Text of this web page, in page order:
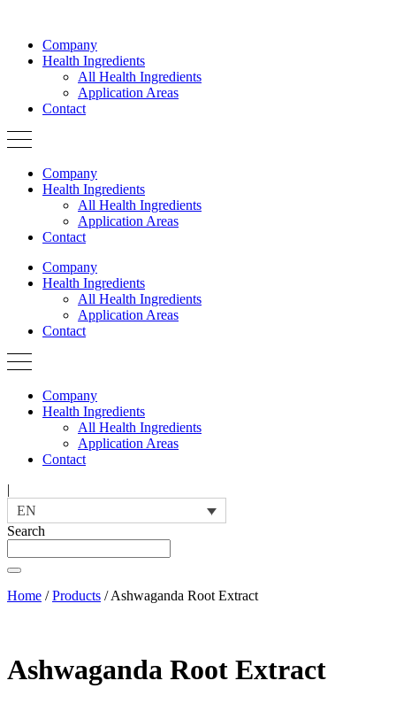
contentCompany
Health Ingredients
All Health Ingredients
Application Areas
Contact
Company
Health Ingredients
All Health Ingredients
Application Areas
Contact
Company
Health Ingredients
All Health Ingredients
Application Areas
Contact
Company
Health Ingredients
All Health Ingredients
Application Areas
Contact
|
EN
Search
Home /Products /Ashwaganda Root Extract
Ashwaganda Root Extract